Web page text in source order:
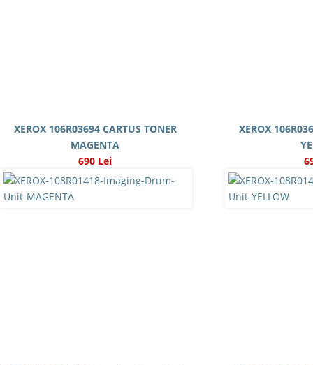
XEROX 106R03694 CARTUS TONER
MAGENTA
690 Lei
XEROX